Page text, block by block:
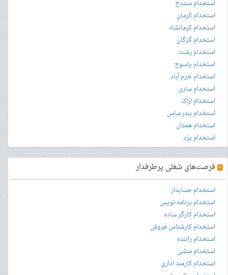
استخدام سنندج
استخدام کرمان
استخدام کرمانشاه
استخدام گرگان
استخدام رشت
استخدام یاسوج
استخدام خرم آباد
استخدام ساری
استخدام اراک
استخدام بندرعباس
استخدام همدان
استخدام یزد
» فرصت‌های شغلی پرطرفدار
استخدام حسابدار
استخدام برنامه نویس
استخدام کارگر ساده
استخدام کارشناس فروش
استخدام راننده
استخدام منشی
استخدام کارمند اداری